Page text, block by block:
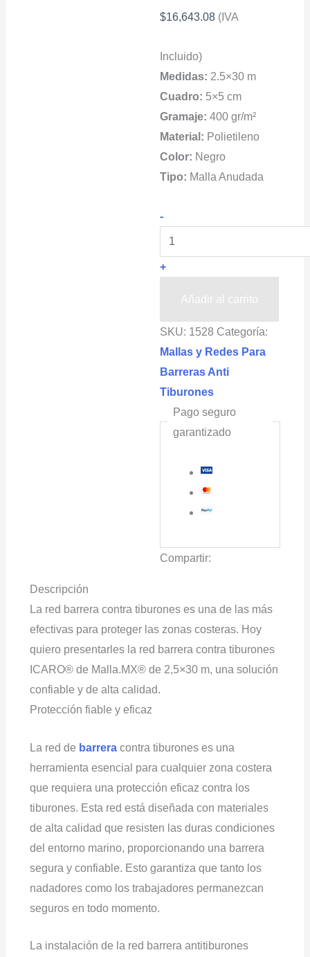
$16,643.08 (IVA
Incluido)
Medidas: 2.5×30 m
Cuadro: 5×5 cm
Gramaje: 400 gr/m²
Material: Polietileno
Color: Negro
Tipo: Malla Anudada
-Red
Barrera
Contra
Tiburones
2.5x30m
cantidad
+
Añadir al carrito
SKU: 1528 Categoría:
Mallas y Redes Para
Barreras Anti
Tiburones
Pago seguro
garantizado
Compartir:
Descripción
La red barrera contra tiburones es una de las más
efectivas para proteger las zonas costeras. Hoy
quiero presentarles la red barrera contra tiburones
ICARO® de Malla.MX® de 2,5×30 m, una solución
confiable y de alta calidad.
Protección fiable y eficaz
La red de barreracontra tiburones es una
herramienta esencial para cualquier zona costera
que requiera una protección eficaz contra los
tiburones. Esta red está diseñada con materiales
de alta calidad que resisten las duras condiciones
del entorno marino, proporcionando una barrera
segura y confiable. Esto garantiza que tanto los
nadadores como los trabajadores permanezcan
seguros en todo momento.
La instalación de la red barrera antitiburones